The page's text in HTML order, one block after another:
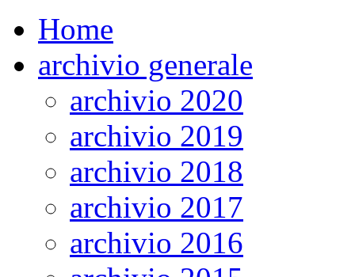
Home
archivio generale
archivio 2020
archivio 2019
archivio 2018
archivio 2017
archivio 2016